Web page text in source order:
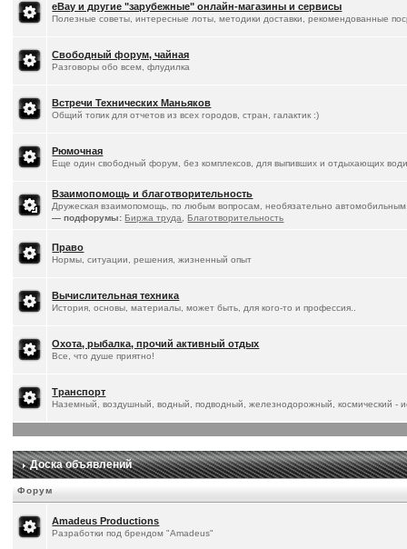
eBay и другие "зарубежные" онлайн-магазины и сервисы
Полезные советы, интересные лоты, методики доставки, рекомендованные
Свободный форум, чайная
Разговоры обо всем, флудилка
Встречи Технических Маньяков
Общий топик для отчетов из всех городов, стран, галактик :)
Рюмочная
Еще один свободный форум, без комплексов, для выпивших и отдыхающих
Взаимопомощь и благотворительность
Дружеская взаимопомощь, по любым вопросам, необязательно автомобильным
— подфорумы: Биржа труда ,Благотворительность
Право
Нормы, ситуации, решения, жизненный опыт
Вычислительная техника
История, основы, материалы, может быть, для кого-то и профессия..
Охота, рыбалка, прочий активный отдых
Все, что душе приятно!
Транспорт
Наземный, воздушный, водный, подводный, железнодорожный, космический -
Доска объявлений
Форум
Amadeus Productions
Разработки под брендом "Amadeus"